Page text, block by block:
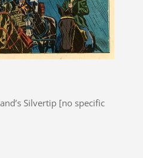
Silvertip [no specific